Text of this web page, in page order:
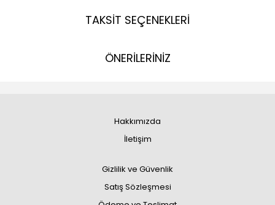
TAKSİT SEÇENEKLERİ
ÖNERİLERİNİZ
Hakkımızda
İletişim
Gizlilik ve Güvenlik
Satış Sözleşmesi